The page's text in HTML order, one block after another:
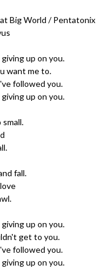
Big World / Pentatonix
up on you.
want me to.
followed you.
up on you.
small.
fall.
up on you.
get to you.
followed you.
up on you.